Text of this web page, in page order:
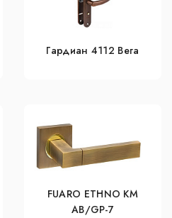
Гардиан 4112 Вега
FUARO ETHNO KM
AB/GP-7